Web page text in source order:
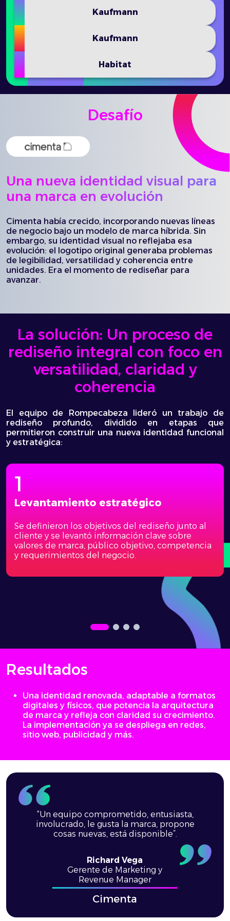
Kaufmann
Kaufmann
Habitat
Desafío
Una nueva identidad visual para
una marca en evolución
Cimenta había crecido, incorporando nuevas líneas
de negocio bajo un modelo de marca híbrida. Sin
embargo, su identidad visual no reflejaba esa
evolución: el logotipo original generaba problemas
de legibilidad, versatilidad y coherencia entre
unidades. Era el momento de rediseñar para
avanzar.
La solución: Un proceso de
rediseño integral con foco en
versatilidad, claridad y
coherencia
El equipo de Rompecabeza lideró un trabajo de
rediseño profundo, dividido en etapas que
permitieron construir una nueva identidad funcional
y estratégica:
1
Levantamiento estratégico
Se definieron los objetivos del rediseño junto al
cliente y se levantó información clave sobre
valores de marca, público objetivo, competencia
y requerimientos del negocio.
Resultados
Una identidad renovada, adaptable a formatos
digitales y físicos, que potencia la arquitectura
de marca y refleja con claridad su crecimiento.
La implementación ya se despliega en redes,
sitio web, publicidad y más.
“Un equipo comprometido, entusiasta,
involucrado, le gusta la marca, propone
cosas nuevas, está disponible”.
Richard Vega
Gerente de Marketing y
Revenue Manager
Cimenta